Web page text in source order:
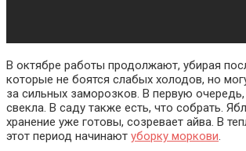
В октябре работы продолжают, убирая
которые не боятся слабых холодов, но
за сильных заморозков. В первую очередь,
свекла. В саду также есть, что собрать.
хранение уже готовы, созревает айва. В
этот период начинают уборку моркови.